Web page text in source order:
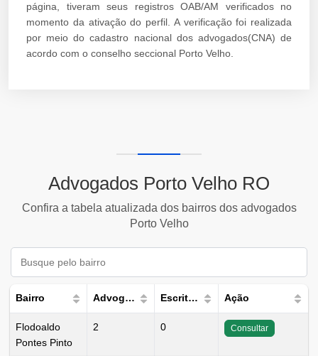
página, tiveram seus registros OAB/AM verificados no
momento da ativação do perfil. A verificação foi realizada
por meio do cadastro nacional dos advogados(CNA) de
acordo com o conselho seccional Porto Velho.
Advogados Porto Velho RO
Confira a tabela atualizada dos bairros dos advogados
Porto Velho
Bairro Advogados Escritórios Ação
Flodoaldo
Pontes Pinto
2 0 Consultar